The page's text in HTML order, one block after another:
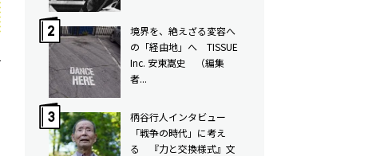
境界を、絶えざる変容へ
の「経由地」へ TISSUE
Inc. 安東嵩史 （編集
者...
柄谷行人インタビュー
「戦争の時代」に考え
る 『力と交換様式』文